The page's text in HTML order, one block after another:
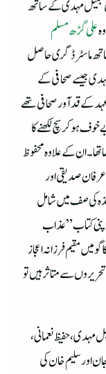
جمیل مہدی کے ساتھ
علی گڑھ مسلم
ماسٹر ڈگری حاصل
جیسے صحافی کے
قدآورصحافی تھے
ہوکر سچ لکھنے کا
تھا۔ان کے علاوہ محفوظ
صدیقی اور
کی صف میں شامل
ہونے والی اپنی کتاب ”عذاب
مقیم فرزانہ اعجاز
سے متاثر ہیں تو
مہدی، حفیظ نعمانی،
اور سلیم خان کی